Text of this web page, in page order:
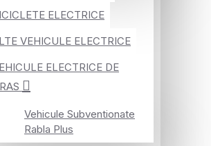
ELECTRICE
VEHICULE ELECTRICE
ELECTRICE DE
Vehicule Subventionate
Rabla Plus